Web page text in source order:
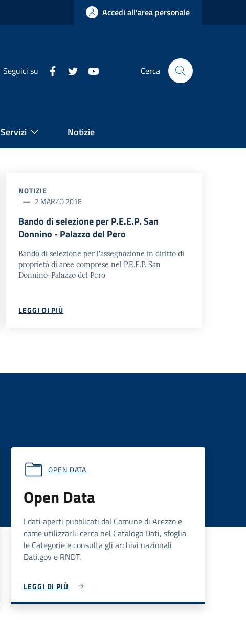
Accedi all'area personale
Seguici su Cerca
Servizi Notizie
NOTIZIE
2 MARZO 2018
Bando di selezione per P.E.E.P. San
Donnino - Palazzo del Pero
Bando di selezione per l'assegnazione in diritto di
proprietà di aree comprese nel P.E.E.P. San
Donnino-Palazzo del Pero
LEGGI DI PIÙ
OPEN DATA
Open Data
I dati aperti pubblicati dal Comune di Arezzo e
come utilizzarli: cerca nel Catalogo Dati, sfoglia
le Categorie e consulta gli archivi nazionali
Dati.gov e RNDT.
LEGGI DI PIÙ